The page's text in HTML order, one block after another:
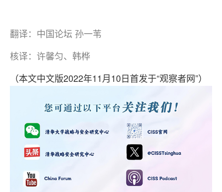
翻译：中国论坛 孙一苇
核译：许馨匀、韩桦
（本文中文版2022年11月10日首发于“观察者网”）